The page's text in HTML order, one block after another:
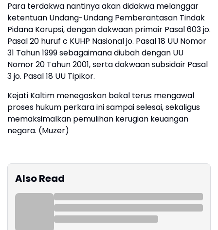
Para terdakwa nantinya akan didakwa melanggar
ketentuan Undang-Undang Pemberantasan Tindak
Pidana Korupsi, dengan dakwaan primair Pasal 603 jo.
Pasal 20 huruf c KUHP Nasional jo. Pasal 18 UU Nomor
31 Tahun 1999 sebagaimana diubah dengan UU
Nomor 20 Tahun 2001, serta dakwaan subsidair Pasal
3 jo. Pasal 18 UU Tipikor.
Kejati Kaltim menegaskan bakal terus mengawal
proses hukum perkara ini sampai selesai, sekaligus
memaksimalkan pemulihan kerugian keuangan
negara. (Muzer)
Also Read